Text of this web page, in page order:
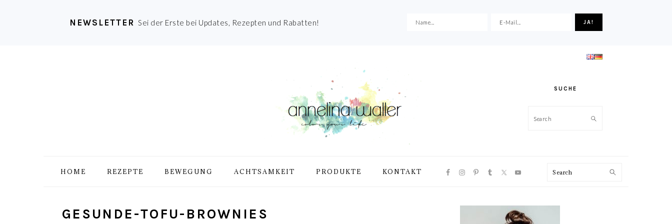
NEWSLETTER Sei der Erste bei Updates, Rezepten und Rabatten!
SUCHE
Search
HOME REZEPTE BEWEGUNG ACHTSAMKEIT PRODUKTE KONTAKT
NAVIGATION
ICONS
Search
GESUNDE-TOFU-BROWNIES